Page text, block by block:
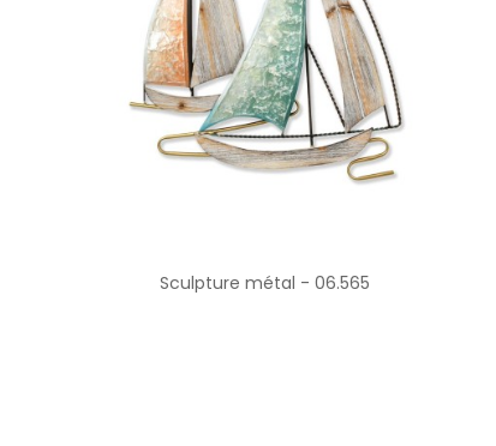
Sculpture métal - 06.565